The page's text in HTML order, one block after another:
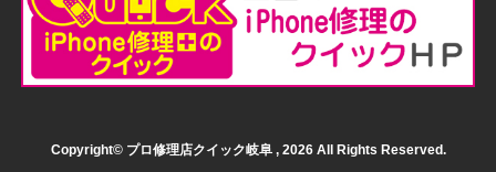
Copyright© プロ修理店クイック岐阜 , 2026 All Rights Reserved.